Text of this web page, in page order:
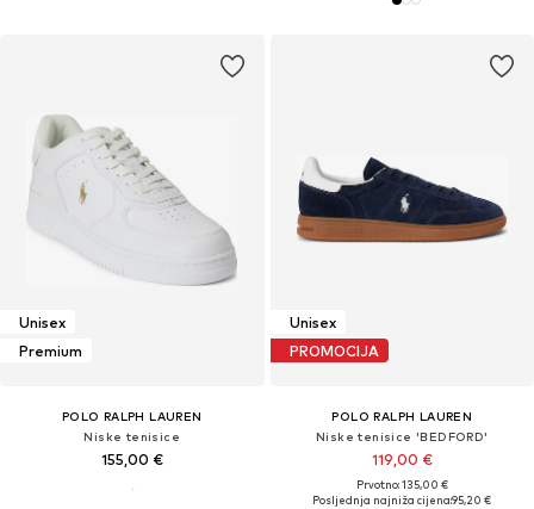
Unisex
Premium
POLO RALPH LAUREN
Niske tenisice
155,00 €
Unisex
PROMOCIJA
POLO RALPH LAUREN
Niske tenisice 'BEDFORD'
119,00 €
Prvotno: 135,00 €
Posljednja najniža cijena:95,20 €